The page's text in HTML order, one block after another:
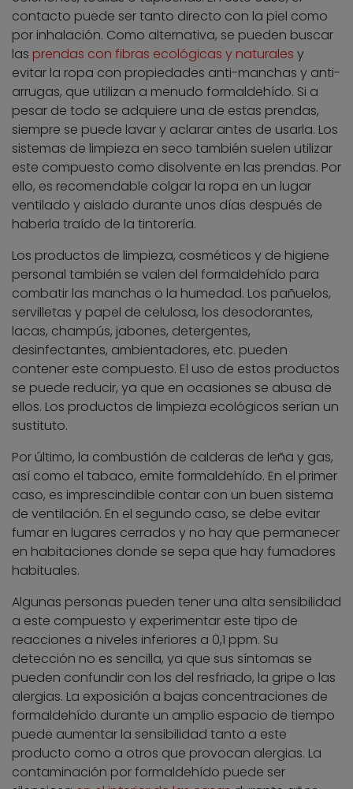
contacto puede ser tanto directo con la piel como
por inhalación. Como alternativa, se pueden buscar
las prendas con fibras ecológicas y naturales y
evitar la ropa con propiedades anti-manchas y anti-
arrugas, que utilizan a menudo formaldehído. Si a
pesar de todo se adquiere una de estas prendas,
siempre se puede lavar y aclarar antes de usarla. Los
sistemas de limpieza en seco también suelen utilizar
este compuesto como disolvente en las prendas. Por
ello, es recomendable colgar la ropa en un lugar
ventilado y aislado durante unos días después de
haberla traído de la tintorería.
Los productos de limpieza, cosméticos y de higiene
personal también se valen del formaldehído para
combatir las manchas o la humedad. Los pañuelos,
servilletas y papel de celulosa, los desodorantes,
lacas, champús, jabones, detergentes,
desinfectantes, ambientadores, etc. pueden
contener este compuesto. El uso de estos productos
se puede reducir, ya que en ocasiones se abusa de
ellos. Los productos de limpieza ecológicos serían un
sustituto.
Por último, la combustión de calderas de leña y gas,
así como el tabaco, emite formaldehído. En el primer
caso, es imprescindible contar con un buen sistema
de ventilación. En el segundo caso, se debe evitar
fumar en lugares cerrados y no hay que permanecer
en habitaciones donde se sepa que hay fumadores
habituales.
Algunas personas pueden tener una alta sensibilidad
a este compuesto y experimentar este tipo de
reacciones a niveles inferiores a 0,1 ppm. Su
detección no es sencilla, ya que sus síntomas se
pueden confundir con los del resfriado, la gripe o las
alergias. La exposición a bajas concentraciones de
formaldehído durante un amplio espacio de tiempo
puede aumentar la sensibilidad tanto a este
producto como a otros que provocan alergias. La
contaminación por formaldehído puede ser